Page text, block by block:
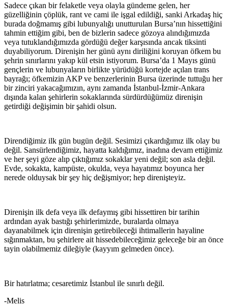
Sadece çıkan bir felaketle veya olayla gündeme gelen, her
güzelliğinin çöplük, rant ve cami ile işgal edildiği, sanki Arkadaş hiç
burada doğmamış gibi lubunyalığı unutturulan Bursa’nın hissettiğini
tahmin ettiğim gibi, ben de bizlerin sadece gözoya alındığımızda
veya tutuklandığımızda gördüğü değer karşısında ancak tiksinti
duyabiliyorum. Direnişin her günü aynı diriliğini koruyan öfkem bu
şehrin sınırlarını yakıp kül etsin istiyorum. Bursa’da 1 Mayıs günü
gençlerin ve lubunyaların birlikte yürüdüğü kortejde açılan trans
bayrağı; öfkemizin AKP ve benzerlerinin Bursa üzerinde tuttuğu her
bir zinciri yakacağımızın, aynı zamanda İstanbul-İzmir-Ankara
dışında kalan şehirlerin sokaklarında sürdürdüğümüz direnişin
getirdiği değişimin bir şahidi olsun.
Direndiğimiz ilk gün bugün değil. Sesimizi çıkardığımız ilk olay bu
değil. Sansürlendiğimiz, hayatta kaldığımız, inadına devam ettiğimiz
ve her şeyi göze alıp çıktığımız sokaklar yeni değil; son asla değil.
Evde, sokakta, kampüste, okulda, veya hayatımız boyunca her
nerede olduysak bir şey hiç değişmiyor; hep direnişteyiz.
Direnişin ilk defa veya ilk defaymış gibi hissettiren bir tarihin
ardından ayak bastığı şehirlerimizde, buralarda olmaya
dayanabilmek için direnişin getirebileceği ihtimallerin hayaline
sığınmaktan, bu şehirlere ait hissedebileceğimiz geleceğe bir an önce
tayin olabilmemiz dileğiyle (kayyım gelmeden önce).
Bir hatırlatma; cesaretimiz İstanbul ile sınırlı değil.
-Melis